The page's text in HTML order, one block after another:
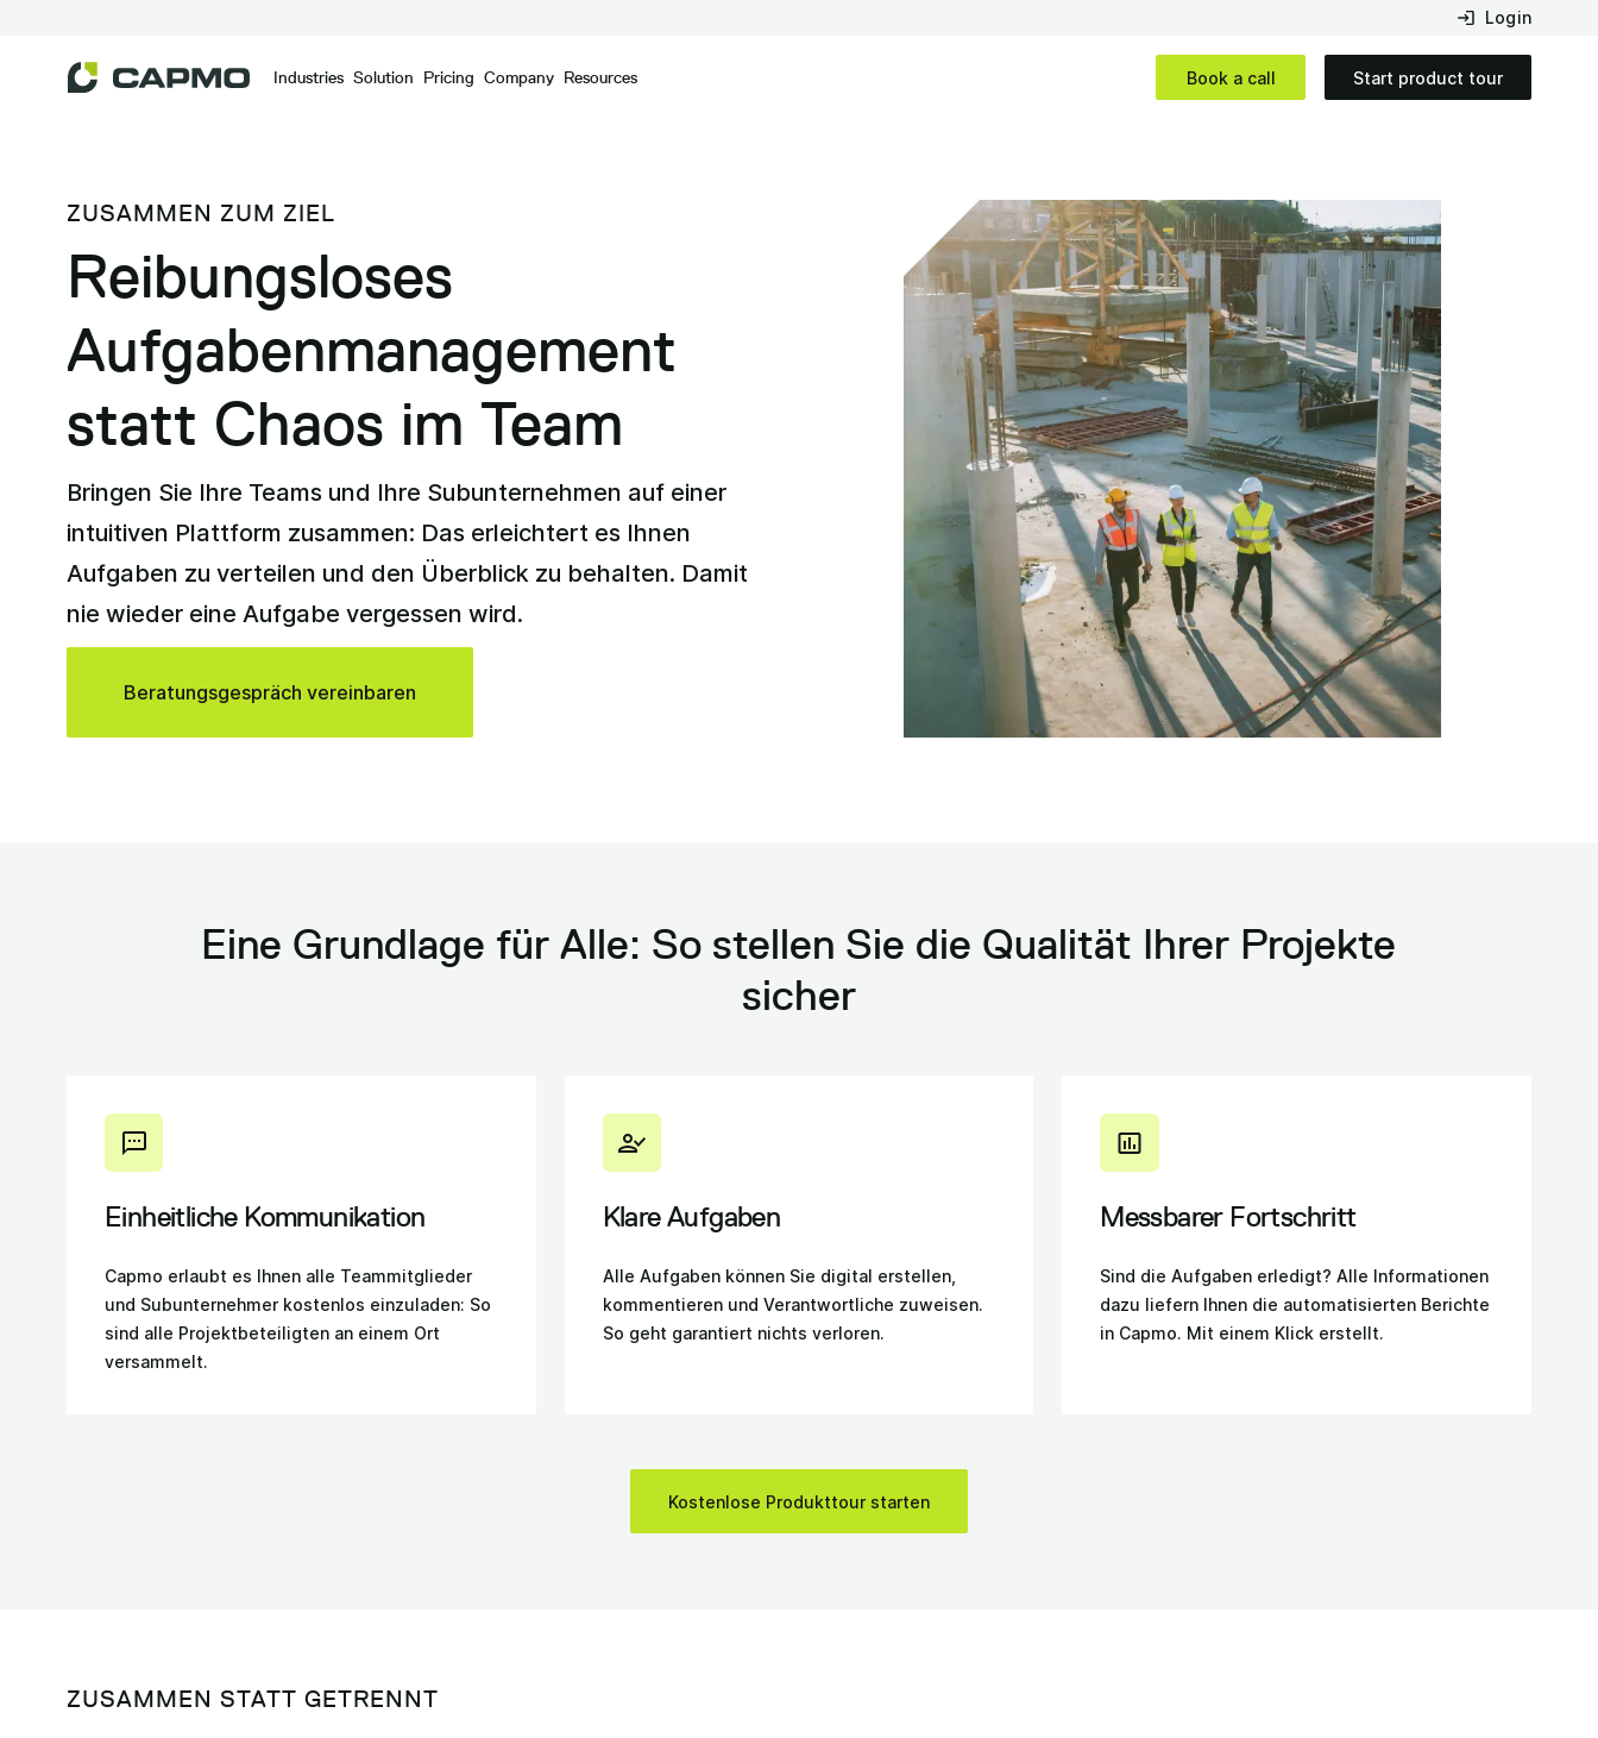
Login
Industries Solution Pricing Company Resources Book a call Start product tour
ZUSAMMEN ZUM ZIEL
Reibungsloses
Aufgabenmanagement
statt Chaos im Team
Bringen Sie Ihre Teams und Ihre Subunternehmen auf einer
intuitiven Plattform zusammen: Das erleichtert es Ihnen
Aufgaben zu verteilen und den Überblick zu behalten. Damit
nie wieder eine Aufgabe vergessen wird.
Beratungsgespräch vereinbaren
Eine Grundlage für Alle: So stellen Sie die Qualität Ihrer Projekte
sicher
Einheitliche Kommunikation
Capmo erlaubt es Ihnen alle Teammitglieder
und Subunternehmer kostenlos einzuladen: So
sind alle Projektbeteiligten an einem Ort
versammelt.
Klare Aufgaben
Alle Aufgaben können Sie digital erstellen,
kommentieren und Verantwortliche zuweisen.
So geht garantiert nichts verloren.
Messbarer Fortschritt
Sind die Aufgaben erledigt? Alle Informationen
dazu liefern Ihnen die automatisierten Berichte
in Capmo. Mit einem Klick erstellt.
Kostenlose Produkttour starten
ZUSAMMEN STATT GETRENNT